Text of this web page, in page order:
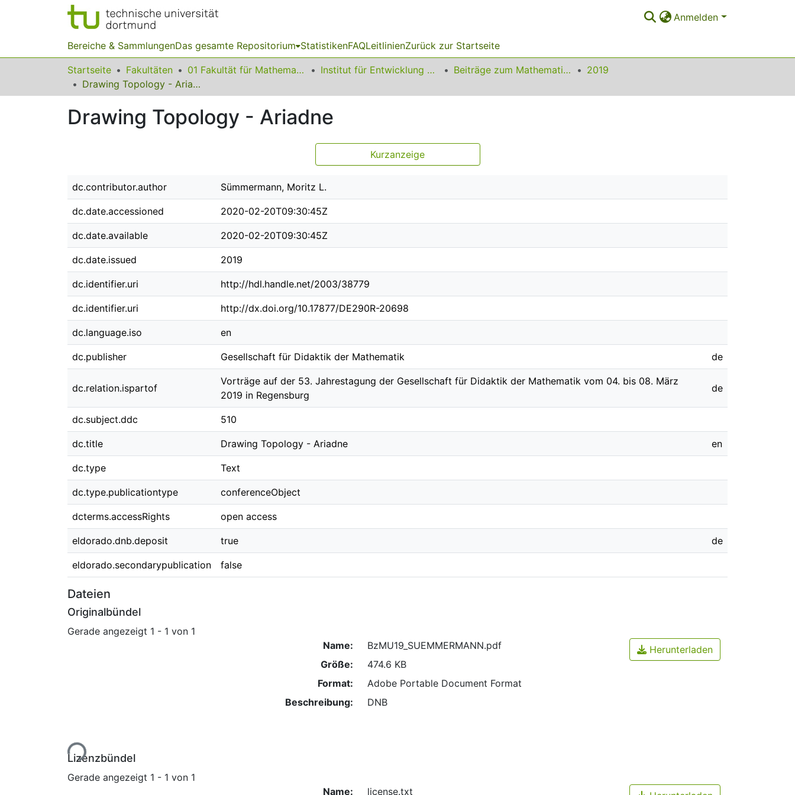
Anmelden
Bereiche & SammlungenDas gesamte Repositorium StatistikenFAQLeitlinienZurück zur Startseite
Startseite Fakultäten 01 Fakultät für Mathematik Institut für Entwicklung und Erforschung des Mathematikunterrichts Beiträge zum Mathematikunterricht
2019
Drawing Topology - Ariadne
Drawing Topology - Ariadne
Kurzanzeige
dc.contributor.author Sümmermann, Moritz L.
dc.date.accessioned 2020-02-20T09:30:45Z
dc.date.available 2020-02-20T09:30:45Z
dc.date.issued 2019
dc.identifier.uri http://hdl.handle.net/2003/38779
dc.identifier.uri http://dx.doi.org/10.17877/DE290R-20698
dc.language.iso en
dc.publisher Gesellschaft für Didaktik der Mathematik de
dc.relation.ispartof
Vorträge auf der 53. Jahrestagung der Gesellschaft für Didaktik der Mathematik vom 04. bis 08. März
2019 in Regensburg
de
dc.subject.ddc 510
dc.title Drawing Topology - Ariadne en
dc.type Text
dc.type.publicationtype conferenceObject
dcterms.accessRights open access
eldorado.dnb.deposit true de
eldorado.secondarypublication false
Dateien
Originalbündel
Gerade angezeigt 1 - 1 von 1
Lade...
Name:
BzMU19_SUEMMERMANN.pdf
Größe:
474.6 KB
Format:
Adobe Portable Document Format
Beschreibung:
DNB
Herunterladen
Lizenzbündel
Gerade angezeigt 1 - 1 von 1
Name:
license.txt